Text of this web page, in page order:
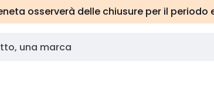
osserverà delle chiusure per il periodo